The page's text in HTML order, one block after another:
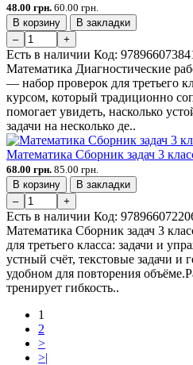
48.00 грн. 60.00 грн.
В корзину
В закладки
–
+
Есть в наличии Код:
Математика Диагностические
— набор проверок для третьего
курсом, который традиционно
помогает увидеть, насколько
задачи на несколько де..
Математика Сборник задач 3
68.00 грн. 85.00 грн.
В корзину
В закладки
–
+
Есть в наличии Код:
Математика Сборник задач 3
для третьего класса: задачи и
устный счёт, текстовые задачи и
удобном для повторения
тренирует гибкость..
1
2
>
>|